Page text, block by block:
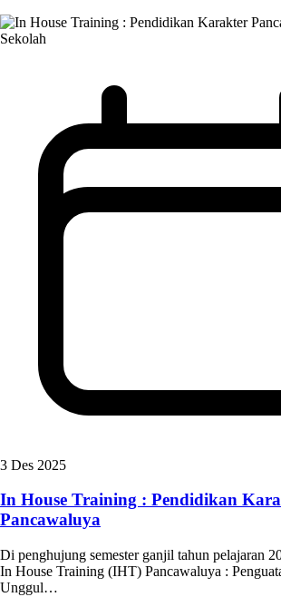
Sekolah
3 Des 2025
In House Training : Pendidikan
Pancawaluya
Di penghujung semester ganjil tahun pelajaran
In House Training (IHT) Pancawaluya :
Unggul…